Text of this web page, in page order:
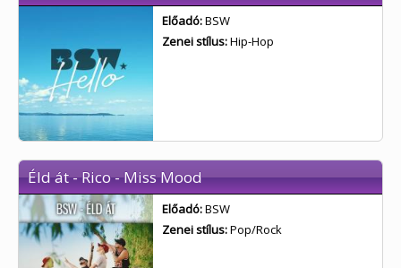
Előadó:BSW
Zenei stílus:Hip-Hop
Éld át - Rico - Miss Mood
Előadó:BSW
Zenei stílus:Pop/Rock